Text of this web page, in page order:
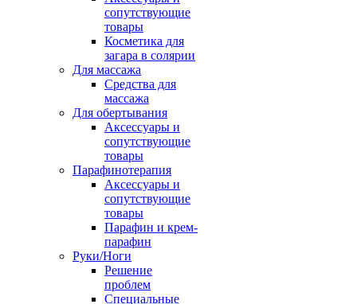
сопутствующие
товары
Косметика для
загара в солярии
Для массажа
Средства для
массажа
Для обертывания
Аксессуары и
сопутствующие
товары
Парафинотерапия
Аксессуары и
сопутствующие
товары
Парафин и крем-
парафин
Руки/Ноги
Решение
проблем
Специальные